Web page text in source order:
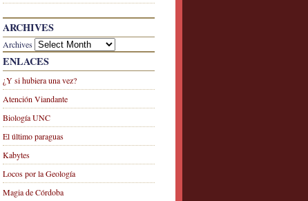
ARCHIVES
Archives
ENLACES
¿Y si hubiera una vez?
Atención Viandante
Biología UNC
El último paraguas
Kabytes
Locos por la Geología
Magia de Córdoba